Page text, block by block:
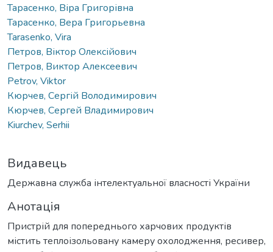
Тарасенко, Віра Григорівна
Тарасенко, Вера Григорьевна
Tarasenko, Vira
Петров, Віктор Олексійович
Петров, Виктор Алексеевич
Petrov, Viktor
Кюрчев, Сергій Володимирович
Кюрчев, Сергей Владимирович
Kiurchev, Serhii
Видавець
Державна служба інтелектуальної власності України
Анотація
Пристрій для попереднього харчових продуктів
містить теплоізольовану камеру охолодження, ресивер,